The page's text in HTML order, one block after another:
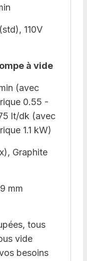
110V
à vide
(avec
0.55 -
lt/dk (avec
1.1 kW)
Graphite
mm
tous
vide
besoins